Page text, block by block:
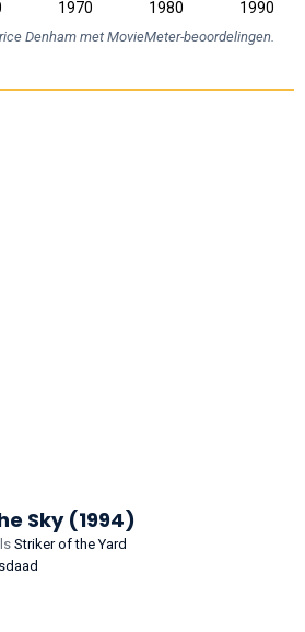
1970 1980 1990
Denham met MovieMeter-beoordelingen.
Sky (1994)
Striker of the Yard